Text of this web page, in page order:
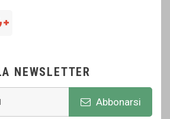
NEWSLETTER
Abbonarsi